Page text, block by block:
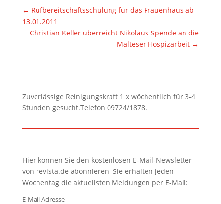
← Rufbereitschaftsschulung für das Frauenhaus ab
13.01.2011
Christian Keller überreicht Nikolaus-Spende an die
Malteser Hospizarbeit →
Zuverlässige Reinigungskraft 1 x wöchentlich für 3-4
Stunden gesucht.Telefon 09724/1878.
Hier können Sie den kostenlosen E-Mail-Newsletter
von revista.de abonnieren. Sie erhalten jeden
Wochentag die aktuellsten Meldungen per E-Mail:
E-Mail Adresse